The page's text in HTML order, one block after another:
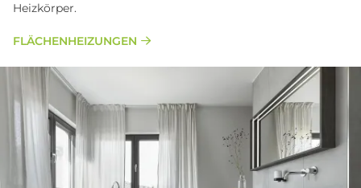
Heizkörper.
FLÄCHENHEIZUNGEN